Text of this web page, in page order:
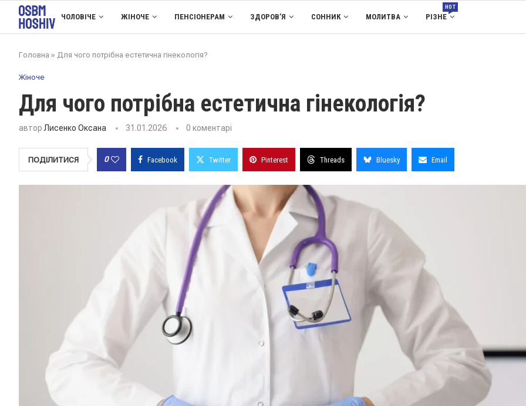
ЧОЛОВІЧЕ ЖІНОЧЕ ПЕНСІОНЕРАМ ЗДОРОВ’Я СОННИК МОЛИТВА РІЗНЕ
HOT
Головна » Для чого потрібна естетична гінекологія?
Жіноче
Для чого потрібна естетична гінекологія?
автор Лисенко Оксана 31.01.2026 0 коментарі
ПОДІЛИТИСЯ 0 Facebook Twitter Pinterest Threads Bluesky Email